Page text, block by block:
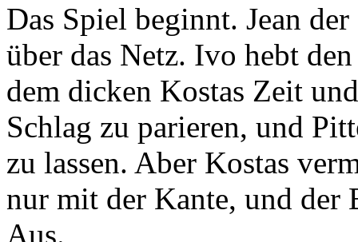
Das Spiel beginnt. Jean
über das Netz. Ivo hebt
dem dicken Kostas Zeit
Schlag zu parieren, und
zu lassen. Aber Kostas
nur mit der Kante, und der
Aus.